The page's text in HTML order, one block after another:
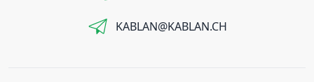
KABLAN@KABLAN.CH